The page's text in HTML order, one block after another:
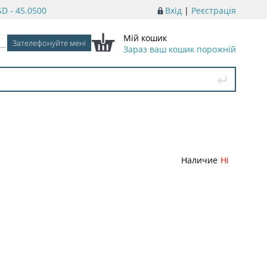
Вхід | Реєстрація
- 45.0500
Мій кошик
Зараз ваш кошик порожній
Наличие Ні